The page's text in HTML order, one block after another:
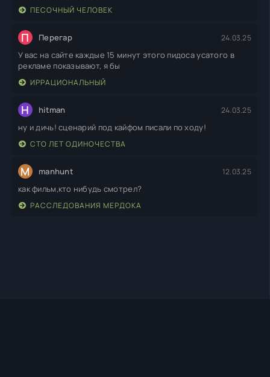
ПЕСОЧНЫЙ ЧЕЛОВЕК
П Перегар 24.03.25
У вас на сайте каждые 15 минут этого пидоса усатого в
рекламе показывают, я бы
ИРРАЦИОНАЛЬНЫЙ
H hitman 24.03.25
ну и дичь! сценарий под кайфом писали по ходу!
СТО ЛЕТ ОДИНОЧЕСТВА
M manhunt 12.03.25
как фильм,кто нибудь смотрел?
РАССЛЕДОВАНИЯ МЕРДОКА